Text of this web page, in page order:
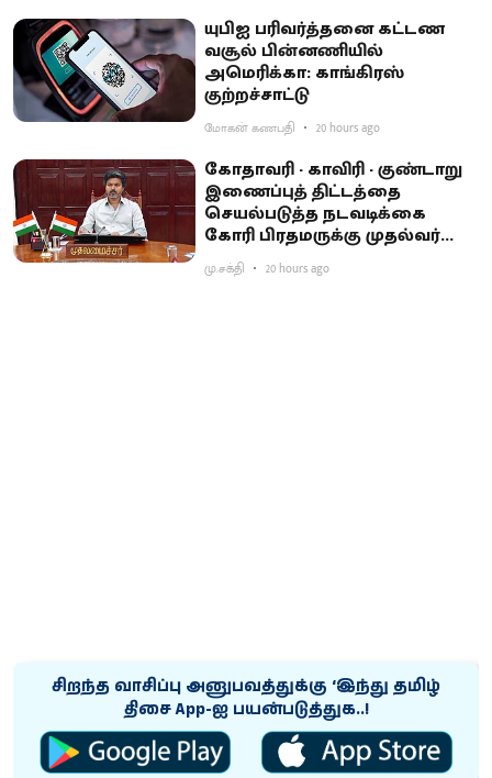
யுபிஐ பரிவர்த்தனை கட்டண
வசூல் பின்னணியில்
அமெரிக்கா: காங்கிரஸ்
குற்றச்சாட்டு
மோகன் கணபதி 20 hours ago
கோதாவரி - காவிரி - குண்டாறு
இணைப்புத் திட்டத்தை
செயல்படுத்த நடவடிக்கை
கோரி பிரதமருக்கு முதல்வர்
விஜய் கடிதம்
மு.சக்தி 20 hours ago
சிறந்த வாசிப்பு அனுபவத்துக்கு ‘இந்து தமிழ்
திசை App-ஐ பயன்படுத்துக..!